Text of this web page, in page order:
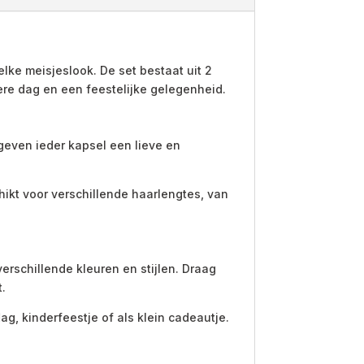
meisjeslook. De set bestaat uit 2
dag en een feestelijke gelegenheid.
ieder kapsel een lieve en
voor verschillende haarlengtes, van
kleuren en stijlen. Draag
kinderfeestje of als klein cadeautje.